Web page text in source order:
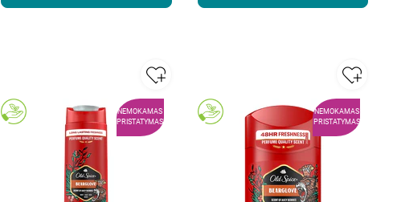
NEMOKAMAS
PRISTATYMAS
NEMOKAMAS
PRISTATYMAS